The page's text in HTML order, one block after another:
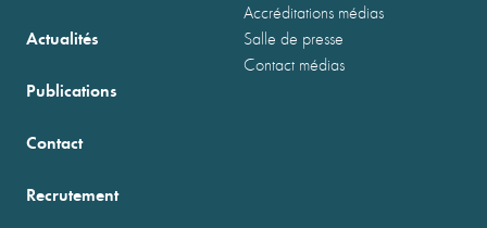
Actualités
Publications
Accréditations médias
Salle de presse
Contact médias
Contact
Recrutement